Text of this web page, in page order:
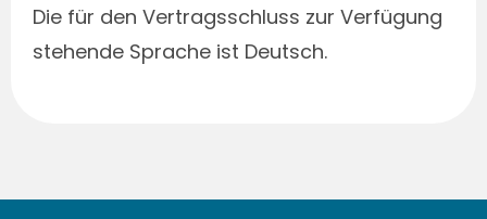
Die für den Vertragsschluss zur Verfügung
stehende Sprache ist Deutsch.